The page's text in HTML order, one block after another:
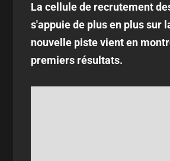
La cellule de recrutement
s'appuie de plus en plus sur
nouvelle piste vient en
premiers résultats.